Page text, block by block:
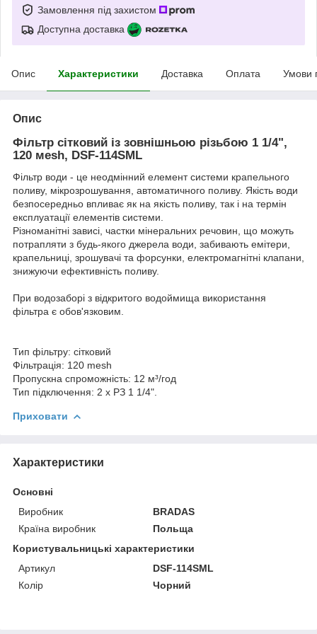
Замовлення під захистом
Доступна доставка
Опис Характеристики Доставка Оплата Умови
Опис
Фільтр сітковий із зовнішньою різьбою 1 1/4",
120 мesh, DSF-114SML
Фільтр води - це неодмінний елемент системи крапельного
поливу, мікрозрошування, автоматичного поливу. Якість води
безпосередньо впливає як на якість поливу, так і на термін
експлуатації елементів системи.
Різноманітні зависі, частки мінеральних речовин, що можуть
потрапляти з будь-якого джерела води, забивають емітери,
крапельниці, зрошувачі та форсунки, електромагнітні клапани,
знижуючи ефективність поливу.
При водозаборі з відкритого водоймища використання
фільтра є обов'язковим.
Тип фільтру: сітковий
Фільтрація: 120 mesh
Пропускна спроможність: 12 м³/год
Тип підключення: 2 х РЗ 1 1/4".
Приховати
Характеристики
Основні
Виробник
BRADAS
Країна виробник
Польща
Користувальницькі характеристики
Артикул
DSF-114SML
Колір
Чорний